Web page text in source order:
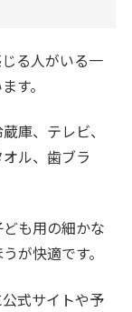
る人がいる一
す。
庫、テレビ、
ル、歯ブラ
も用の細かな
が快適です。
式サイトや予